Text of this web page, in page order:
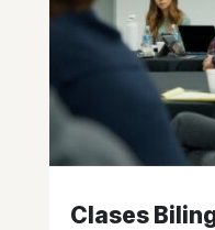
Clases